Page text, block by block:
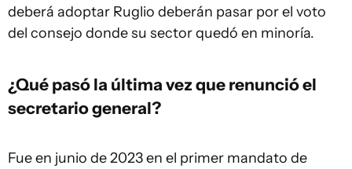
deberá adoptar Ruglio deberán pasar por el voto
del consejo donde su sector quedó en minoría.
¿Qué pasó la última vez que renunció el
secretario general?
Fue en junio de 2023 en el primer mandato de